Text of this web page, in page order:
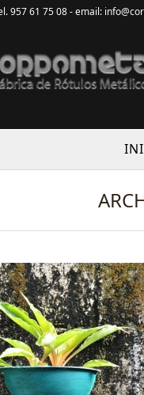
957 61 75 08 - email: